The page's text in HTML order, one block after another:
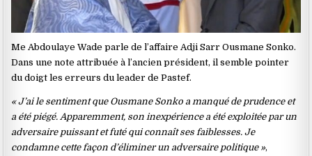
Me Abdoulaye Wade parle de l’affaire Adji Sarr Ousmane Sonko.
Dans une note attribuée à l’ancien président, il semble pointer
du doigt les erreurs du leader de Pastef.
« J’ai le sentiment que Ousmane Sonko a manqué de prudence et
a été piégé. Apparemment, son inexpérience a été exploitée par un
adversaire puissant et futé qui connaît ses faiblesses. Je
condamne cette façon d’éliminer un adversaire politique »,